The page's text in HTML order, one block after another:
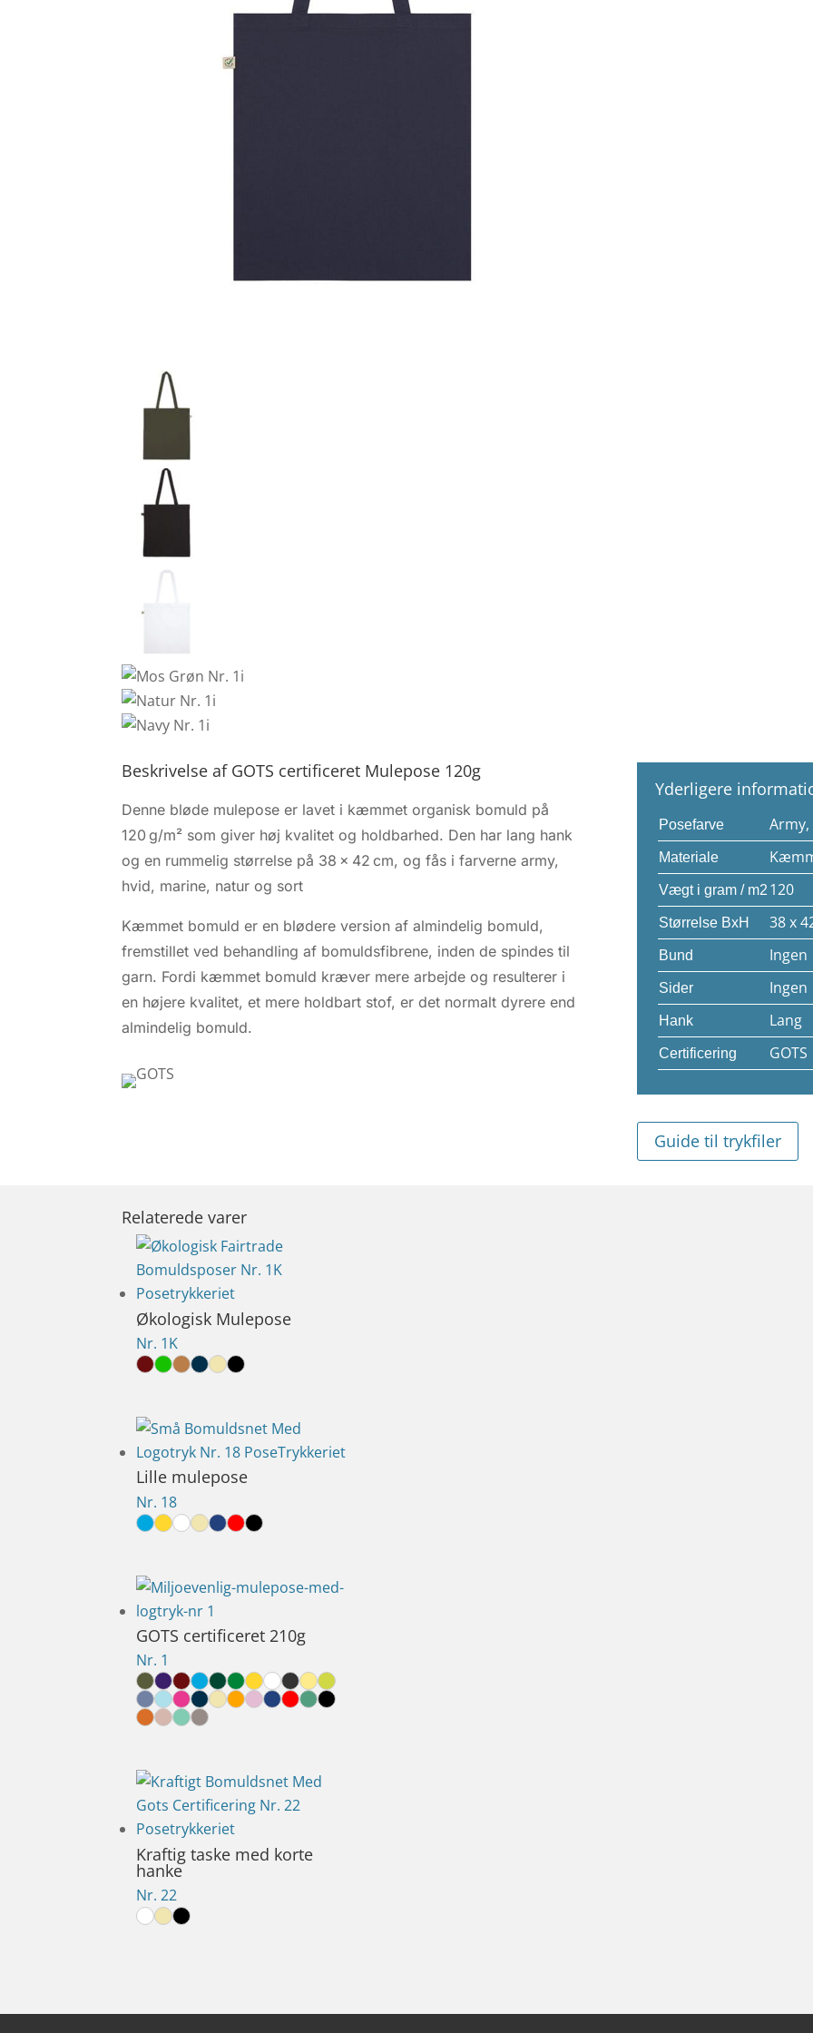
Beskrivelse af GOTS certificeret Mulepose 120g
Denne bløde mulepose er lavet i kæmmet organisk bomuld på
120 g/m² som giver høj kvalitet og holdbarhed. Den har lang hank
og en rummelig størrelse på 38 × 42 cm, og fås i farverne army,
hvid, marine, natur og sort
Kæmmet bomuld er en blødere version af almindelig bomuld,
fremstillet ved behandling af bomuldsfibrene, inden de spindes til
garn. Fordi kæmmet bomuld kræver mere arbejde og resulterer i
en højere kvalitet, et mere holdbart stof, er det normalt dyrere end
almindelig bomuld.
Yderligere
Posefarve
Materiale
Vægt i gram / m2 120
Størrelse BxH 38 x
Bund Ingen
Sider Ingen
Hank Lang
Certificering GOTS
Guide til trykfiler
Relaterede varer
Økologisk Mulepose
Nr. 1K
Lille mulepose
Nr. 18
GOTS certificeret 210g
Nr. 1
Kraftig taske med korte
hanke
Nr. 22